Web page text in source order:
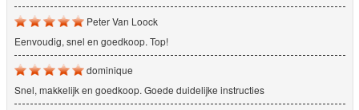
Peter Van Loock
Eenvoudig, snel en goedkoop. Top!
dominique
Snel, makkelijk en goedkoop. Goede duidelijke instructies